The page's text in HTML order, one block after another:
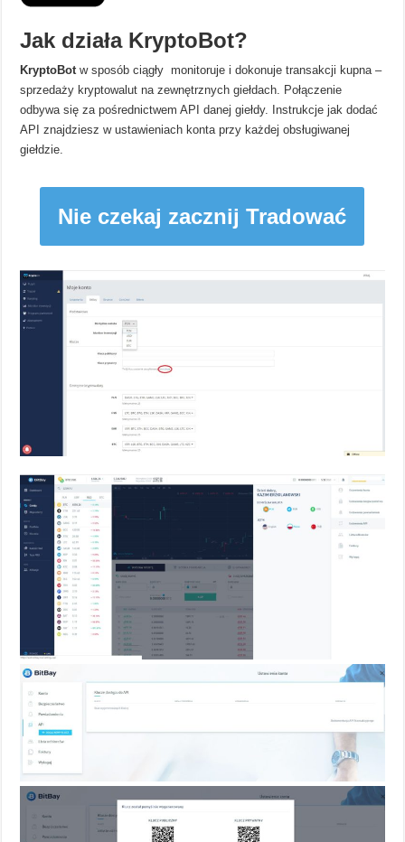
Jak działa KryptoBot?
KryptoBot w sposób ciągły monitoruje i dokonuje transakcji kupna –
sprzedaży kryptowalut na zewnętrznych giełdach. Połączenie
odbywa się za pośrednictwem API danej giełdy. Instrukcje jak dodać
API znajdziesz w ustawieniach konta przy każdej obsługiwanej
giełdzie.
Nie czekaj zacznij Tradować